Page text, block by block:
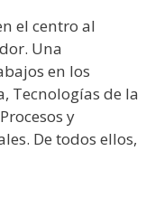
el centro al
Una
en los
Tecnologías de la
y
De todos ellos,